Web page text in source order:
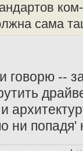
сама
говорю --
ни попадя'